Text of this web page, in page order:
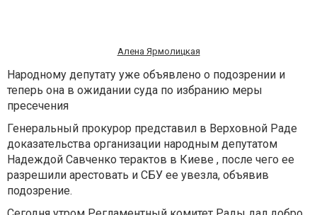
Алена Ярмолицкая
Народному депутату уже объявлено о подозрении и
теперь она в ожидании суда по избранию меры
пресечения
Генеральный прокурор представил в Верховной Раде
доказательства организации народным депутатом
Надеждой Савченко терактов в Киеве , после чего ее
разрешили арестовать и СБУ ее увезла, объявив
подозрение.